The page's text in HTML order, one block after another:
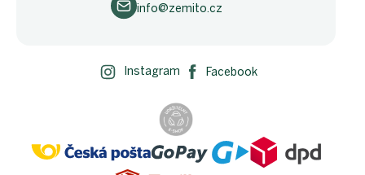
info@zemito.cz
Instagram Facebook